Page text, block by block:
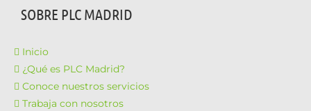
SOBRE PLC MADRID
Inicio
¿Qué es PLC Madrid?
Conoce nuestros servicios
Trabaja con nosotros